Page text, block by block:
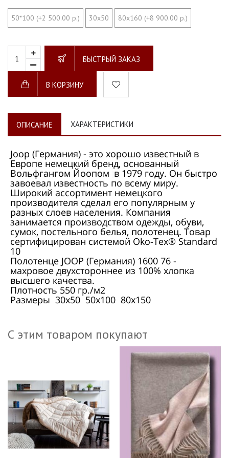
50*100 (+2 500.00 р.) 30х50 80х160 (+8 900.00 р.)
БЫСТРЫЙ ЗАКАЗ
В КОРЗИНУ
ОПИСАНИЕ ХАРАКТЕРИСТИКИ
Joop (Германия) - это хорошо известный в
Европе немецкий бренд, основанный
Вольфгангом Йоопом в 1979 году. Он быстро
завоевал известность по всему миру.
Широкий ассортимент немецкого
производителя сделал его популярным у
разных слоев населения. Компания
занимается производством одежды, обуви,
сумок, постельного белья, полотенец. Товар
сертифицирован системой Oko-Tex® Standard
10
Полотенце JOOP (Германия) 1600 76 -
махровое двухстороннее из 100% хлопка
высшего качества.
Плотность 550 гр./м2
Размеры 30х50 50х100 80х150
С этим товаром покупают